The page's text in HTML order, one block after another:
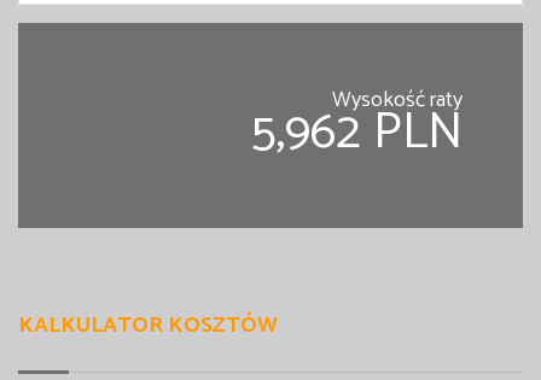
Wysokość raty
5,962 PLN
KALKULATOR KOSZTÓW